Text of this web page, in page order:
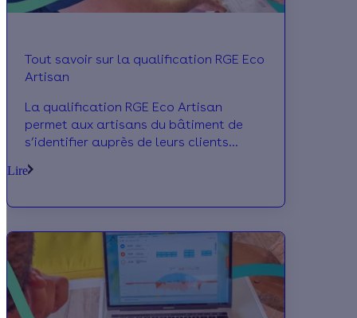
Tout savoir sur la qualification RGE Eco
Artisan
La qualification RGE Eco Artisan
permet aux artisans du bâtiment de
s’identifier auprès de leurs clients
des économies d’énergie. Cette
Lire